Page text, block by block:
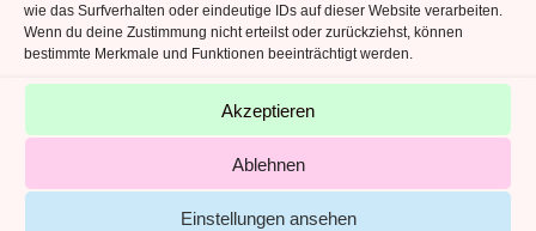
wie das Surfverhalten oder eindeutige IDs auf dieser Website verarbeiten.
Wenn du deine Zustimmung nicht erteilst oder zurückziehst, können
bestimmte Merkmale und Funktionen beeinträchtigt werden.
Akzeptieren
Ablehnen
Einstellungen ansehen